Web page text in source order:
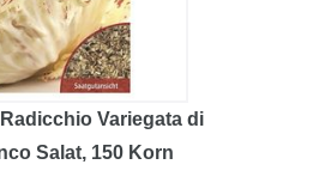
Variegata di
Salat, 150 Korn